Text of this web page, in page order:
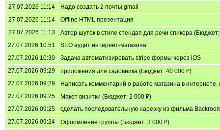
27.07.2026 11:14
Надо создать 2 почты gmail
27.07.2026 11:14
Offline HTML презентация
27.07.2026 11:13
Автор шуток в стиле стендап для речи спикера
27.07.2026 10:51
SEO аудит интернет-магазина
27.07.2026 10:30
Задача автоматизировать stripe формы через iOS
27.07.2026 09:29
приложения для садовника (Бюджет: 40 000 ₽)
27.07.2026 09:29
Написать комментарий о работе магазина в
27.07.2026 09:25
Макет визитки (Бюджет: 2 000 ₽)
27.07.2026 09:25
сделать последовательную нарезку из фильма
27.07.2026 09:24
Оформление группы (Бюджет: 3 000 ₽)